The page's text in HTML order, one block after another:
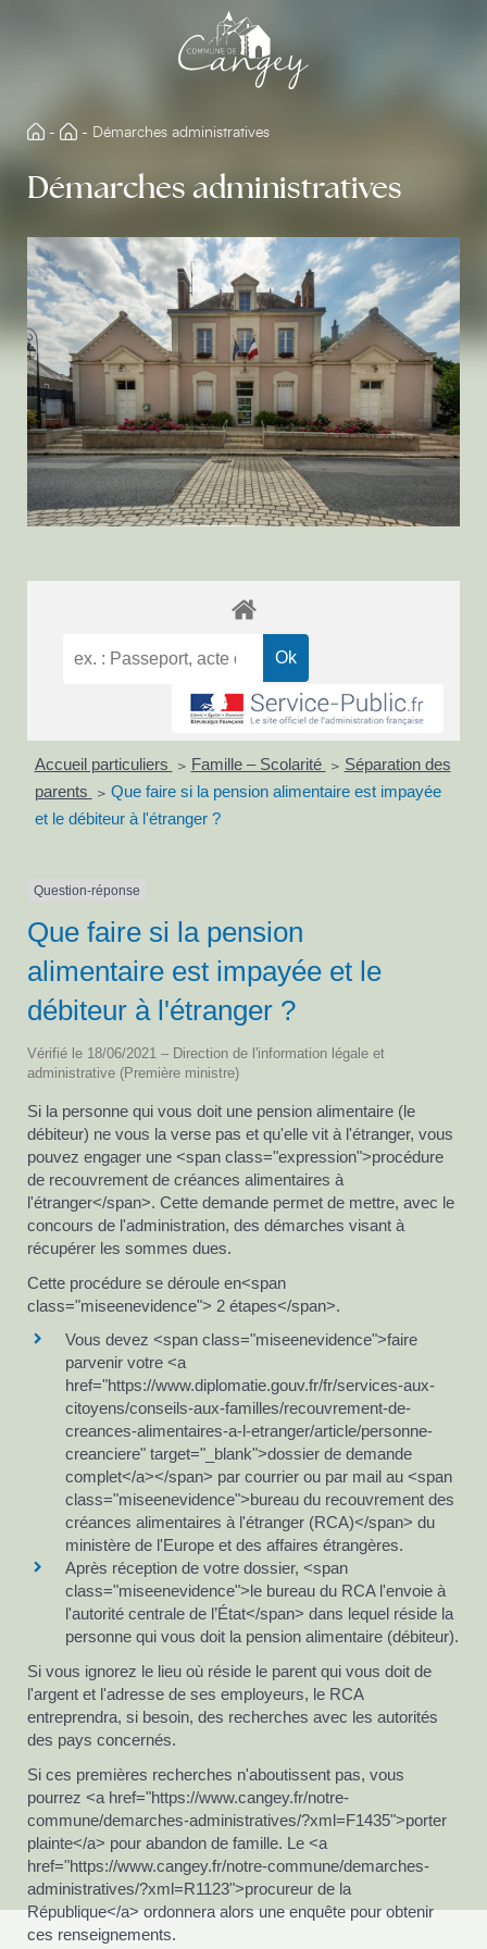
- - Démarches administratives
Démarches administratives
Accueil particuliers > Famille – Scolarité > Séparation des
parents
> Que faire si la pension alimentaire est impayée
et le débiteur à l'étranger ?
Question-réponse
Que faire si la pension
alimentaire est impayée et le
débiteur à l'étranger ?
Vérifié le 18/06/2021 – Direction de l'information légale et
administrative (Première ministre)
Si la personne qui vous doit une pension alimentaire (le
débiteur) ne vous la verse pas et qu'elle vit à l'étranger, vous
pouvez engager une <span class="expression">procédure
de recouvrement de créances alimentaires à
l'étranger</span>. Cette demande permet de mettre, avec le
concours de l'administration, des démarches visant à
récupérer les sommes dues.
Cette procédure se déroule en<span
class="miseenevidence"> 2 étapes</span>.
Vous devez <span class="miseenevidence">faire
parvenir votre <a
href="https://www.diplomatie.gouv.fr/fr/services-aux-
citoyens/conseils-aux-familles/recouvrement-de-
creances-alimentaires-a-l-etranger/article/personne-
creanciere" target="_blank">dossier de demande
complet</a></span> par courrier ou par mail au <span
class="miseenevidence">bureau du recouvrement des
créances alimentaires à l'étranger (RCA)</span> du
ministère de l'Europe et des affaires étrangères.
Après réception de votre dossier, <span
class="miseenevidence">le bureau du RCA l'envoie à
l'autorité centrale de l’État</span> dans lequel réside la
personne qui vous doit la pension alimentaire (débiteur).
Si vous ignorez le lieu où réside le parent qui vous doit de
l'argent et l'adresse de ses employeurs, le RCA
entreprendra, si besoin, des recherches avec les autorités
des pays concernés.
Si ces premières recherches n'aboutissent pas, vous
pourrez <a href="https://www.cangey.fr/notre-
commune/demarches-administratives/?xml=F1435">porter
plainte</a> pour abandon de famille. Le <a
href="https://www.cangey.fr/notre-commune/demarches-
administratives/?xml=R1123">procureur de la
République</a> ordonnera alors une enquête pour obtenir
ces renseignements.